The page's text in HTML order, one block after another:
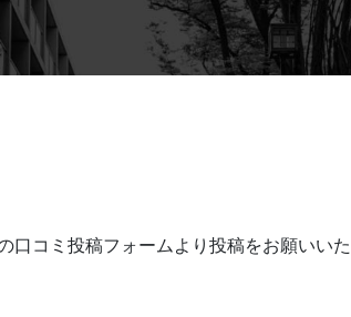
口コミ投稿フォームより投稿をお願いいた